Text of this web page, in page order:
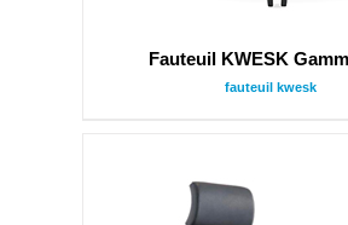
Fauteuil KWESK
fauteuil kwesk